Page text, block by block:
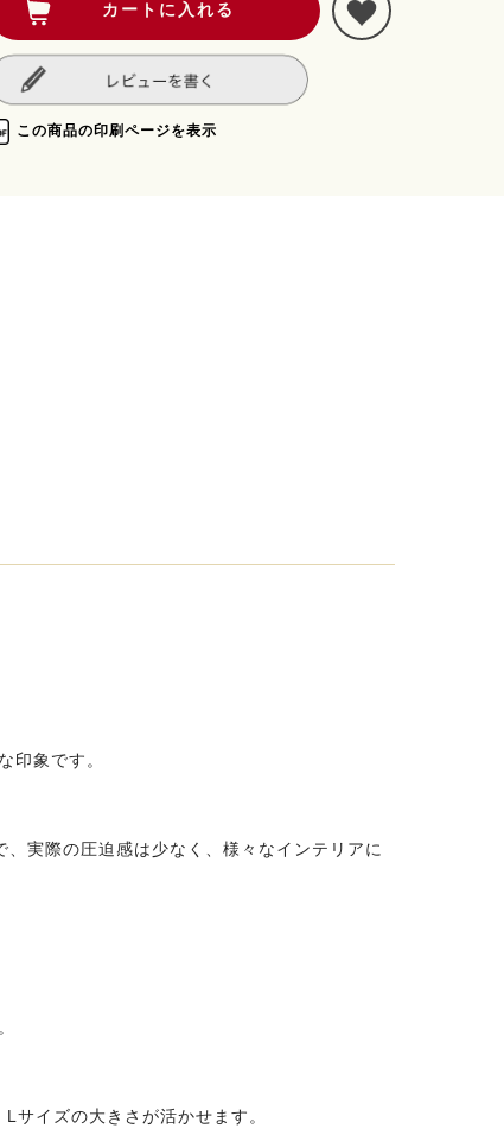
この商品の印刷ページを表示
印象です。
実際の圧迫感は少なく、様々なインテリアに
サイズの大きさが活かせます。